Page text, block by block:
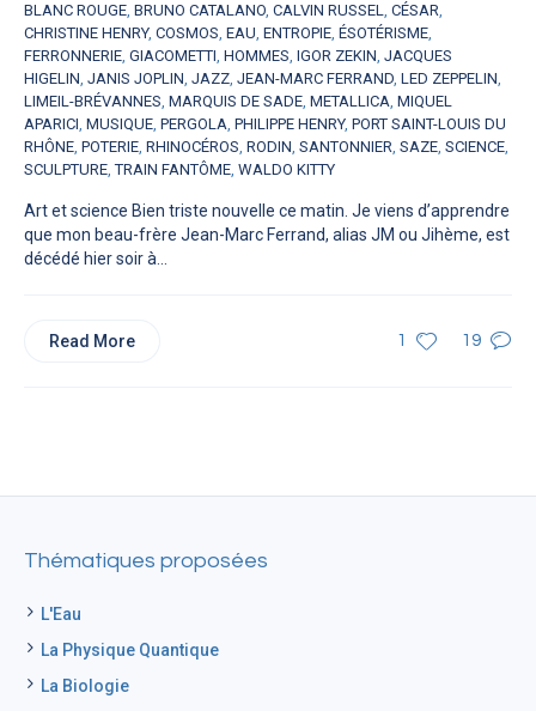
BLANC ROUGE, BRUNO CATALANO, CALVIN RUSSEL, CÉSAR,
CHRISTINE HENRY, COSMOS, EAU, ENTROPIE, ÉSOTÉRISME,
FERRONNERIE, GIACOMETTI, HOMMES, IGOR ZEKIN, JACQUES
HIGELIN, JANIS JOPLIN, JAZZ, JEAN-MARC FERRAND, LED ZEPPELIN,
LIMEIL-BRÉVANNES, MARQUIS DE SADE, METALLICA, MIQUEL
APARICI, MUSIQUE, PERGOLA, PHILIPPE HENRY, PORT SAINT-LOUIS DU
RHÔNE, POTERIE, RHINOCÉROS, RODIN, SANTONNIER, SAZE, SCIENCE,
SCULPTURE,TRAIN FANTÔME, WALDO KITTY
Art et science Bien triste nouvelle ce matin. Je viens d’apprendre
que mon beau-frère Jean-Marc Ferrand, alias JM ou Jihème, est
décédé hier soir à...
1 19
Read More
Thématiques proposées
L'Eau
La Physique Quantique
La Biologie